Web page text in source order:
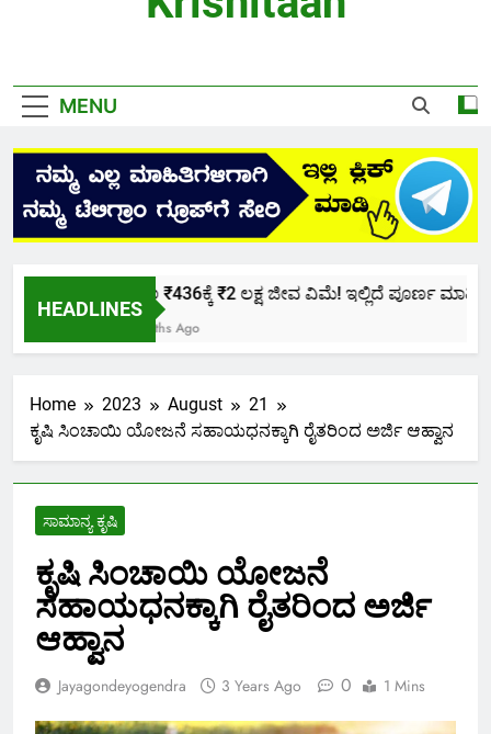
MENU
HEADLINES
ಕೇವಲ ₹436ಕ್ಕೆ ₹2 ಲಕ್ಷ ಜೀವ ವಿಮೆ! ಇಲ್ಲಿದೆ ಪೂರ್ಣ ಮಾಹಿತಿ.
2 Months Ago
Home 2023 August
21
ಕೃಷಿ ಸಿಂಚಾಯಿ ಯೋಜನೆ ಸಹಾಯಧನಕ್ಕಾಗಿ ರೈತರಿಂದ ಅರ್ಜಿ ಆಹ್ವಾನ
ಸಾಮಾನ್ಯ ಕೃಷಿ
ಕೃಷಿ ಸಿಂಚಾಯಿ ಯೋಜನೆ
ಸಹಾಯಧನಕ್ಕಾಗಿ ರೈತರಿಂದ ಅರ್ಜಿ
ಆಹ್ವಾನ
Jayagondeyogendra 3 Years Ago 0 1 Mins